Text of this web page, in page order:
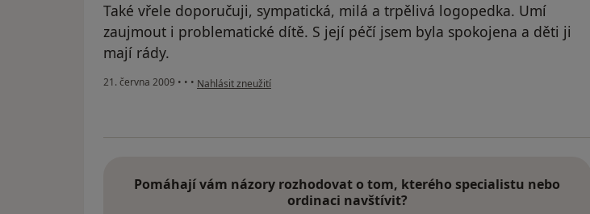
Také vřele doporučuji, sympatická, milá a trpělivá logopedka. Umí
zaujmout i problematické dítě. S její péčí jsem byla spokojena a děti ji
mají rády.
21. června 2009 • • • podle názoru uživatele Romana
Nahlásit zneužití
Pomáhají vám názory rozhodovat o tom, kterého specialistu nebo
ordinaci navštívit?